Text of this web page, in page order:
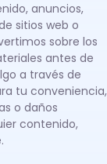
anuncios,
sitios web o
sobre los
antes de
a través de
tu conveniencia,
o daños
contenido,